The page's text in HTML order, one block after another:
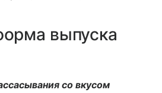
выпуска
со вкусом